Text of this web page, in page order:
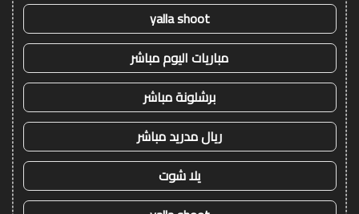
yalla shoot
مباريات اليوم مباشر
برشلونة مباشر
ريال مدريد مباشر
يلا شوت